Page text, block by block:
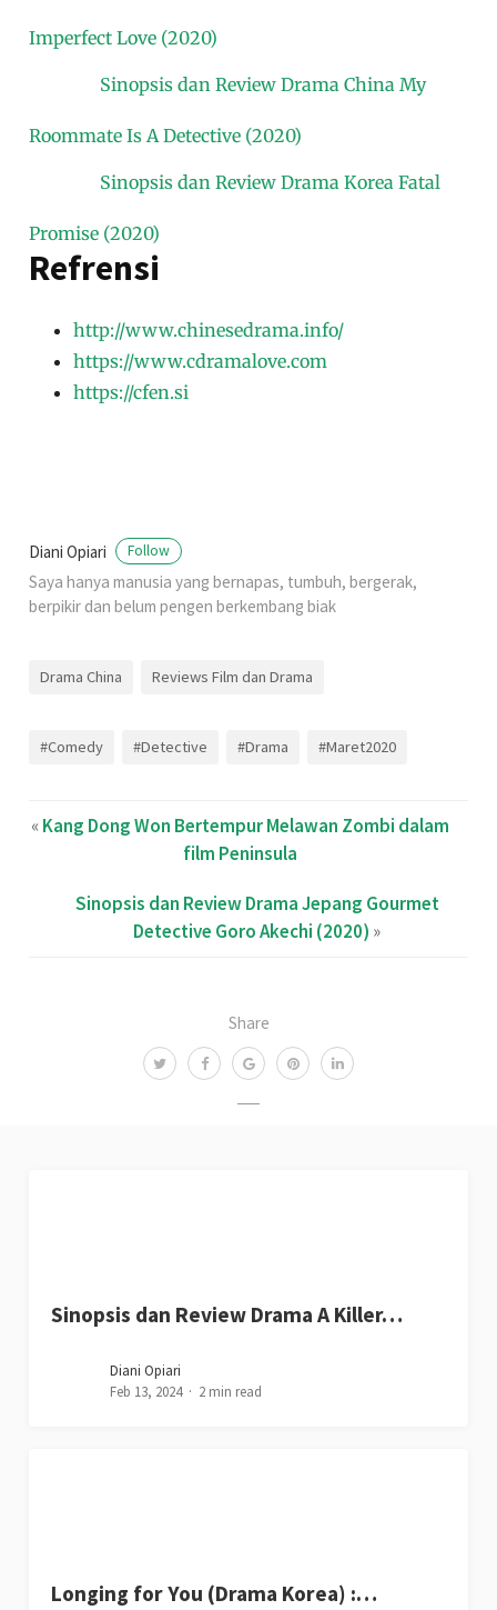
Share
Imperfect Love (2020)
Sinopsis dan Review Drama China My
Roommate Is A Detective (2020)
Sinopsis dan Review Drama Korea Fatal
Promise (2020)
Refrensi
http://www.chinesedrama.info/
https://www.cdramalove.com
https://cfen.si
Diani Opiari Follow
Saya hanya manusia yang bernapas, tumbuh, bergerak,
berpikir dan belum pengen berkembang biak
Drama China Reviews Film dan Drama
#Comedy #Detective #Drama #Maret2020
«Kang Dong Won Bertempur Melawan Zombi dalam
film Peninsula
Sinopsis dan Review Drama Jepang Gourmet
Detective Goro Akechi (2020) »
Sinopsis dan Review Drama A Killer…
Diani Opiari
Feb 13, 2024
2 min read
Longing for You (Drama Korea) :…